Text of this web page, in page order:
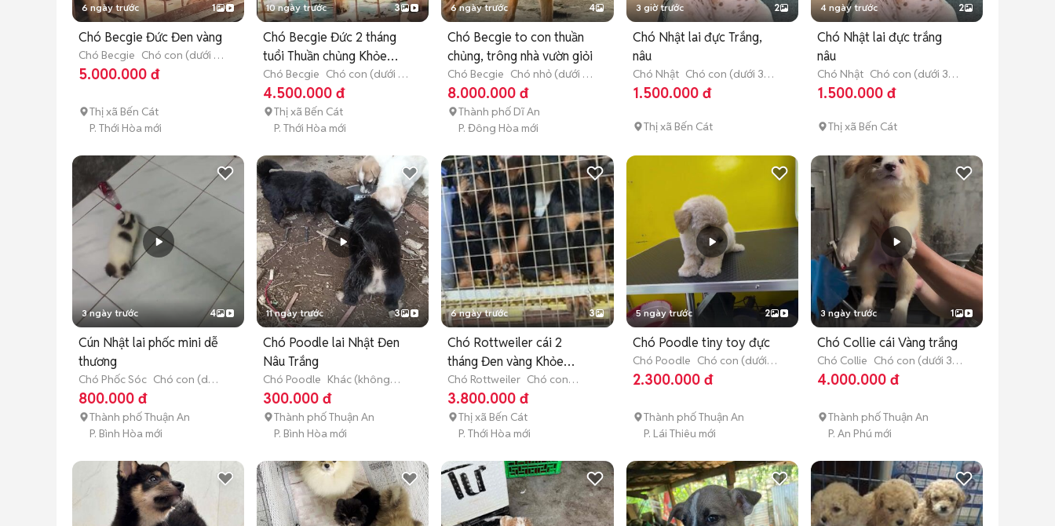
6 ngày trước 1
Chó Becgie Đức Đen vàng
Chó Becgie Chó con (dưới 3
tháng tuổi)
5.000.000 đ
Thị xã Bến Cát
P. Thới Hòa mới
10 ngày trước 3
Chó Becgie Đức 2 tháng
tuổi Thuần chủng Khỏe
mạnh
Chó Becgie Chó con (dưới 3
tháng tuổi)
4.500.000 đ
Thị xã Bến Cát
P. Thới Hòa mới
6 ngày trước 4
Chó Becgie to con thuần
chủng, trông nhà vườn giỏi
Chó Becgie Chó nhỏ (dưới 1
năm tuổi)
8.000.000 đ
Thành phố Dĩ An
P. Đông Hòa mới
3 giờ trước 2
Chó Nhật lai đực Trắng,
nâu
Chó Nhật Chó con (dưới 3
tháng tuổi)
1.500.000 đ
Thị xã Bến Cát
4 ngày trước 2
Chó Nhật lai đực trắng
nâu
Chó Nhật Chó con (dưới 3
tháng tuổi)
1.500.000 đ
Thị xã Bến Cát
3 ngày trước 4
Cún Nhật lai phốc mini dễ
thương
Chó Phốc Sóc Chó con (dưới
3 tháng tuổi)
800.000 đ
Thành phố Thuận An
P. Bình Hòa mới
11 ngày trước 3
Chó Poodle lai Nhật Đen
Nâu Trắng
Chó Poodle Khác (không
xác định được)
300.000 đ
Thành phố Thuận An
P. Bình Hòa mới
6 ngày trước 3
Chó Rottweiler cái 2
tháng Đen vàng Khỏe
mạnh
Chó Rottweiler Chó con
(dưới 3 tháng tuổi)
3.800.000 đ
Thị xã Bến Cát
P. Thới Hòa mới
5 ngày trước 2
Chó Poodle tiny toy đực
Chó Poodle Chó con (dưới 3
tháng tuổi)
2.300.000 đ
Thành phố Thuận An
P. Lái Thiêu mới
3 ngày trước 1
Chó Collie cái Vàng trắng
Chó Collie Chó con (dưới 3
tháng tuổi)
4.000.000 đ
Thành phố Thuận An
P. An Phú mới